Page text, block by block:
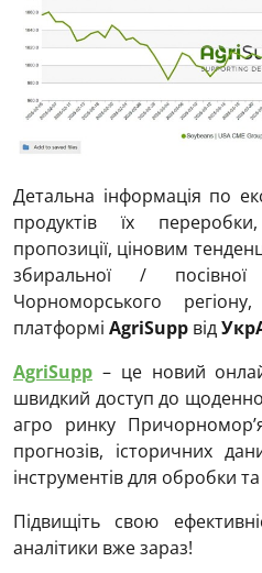
Детальна інформація по
продуктів їх
пропозиції, ціновим
збиральної /
Чорноморського
платформі AgriSupp від
AgriSupp – це новий
швидкий доступ до
агро ринку
прогнозів, історичних
інструментів для обробки
Підвищіть свою
аналітики вже зараз!